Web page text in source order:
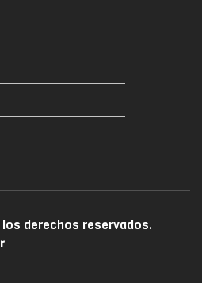
derechos reservados.